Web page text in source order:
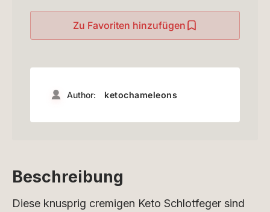
Zu Favoriten hinzufügen
Author: ketochameleons
Beschreibung
Diese knusprig cremigen Keto Schlotfeger sind